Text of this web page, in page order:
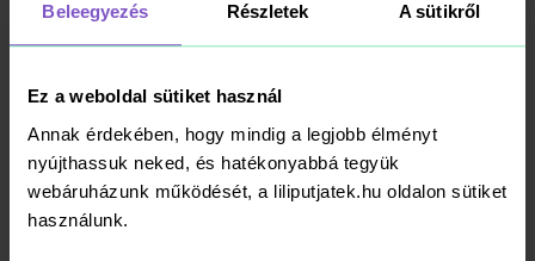
Beleegyezés Részletek A sütikről
Ez a weboldal sütiket használ
Annak érdekében, hogy mindig a legjobb élményt
nyújthassuk neked, és hatékonyabbá tegyük
webáruházunk működését, a liliputjatek.hu oldalon sütiket
használunk.
LEGO Disney 43296
Stitch és Foltos